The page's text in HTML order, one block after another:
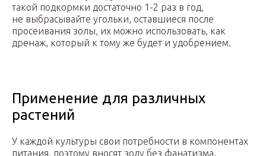
такой подкормки достаточно 1-2 раз в год,
не выбрасывайте угольки, оставшиеся после
просеивания золы, их можно использовать, как
дренаж, который к тому же будет и удобрением.
Применение для различных
растений
У каждой культуры свои потребности в компонентах
питания, поэтому вносят золу без фанатизма,